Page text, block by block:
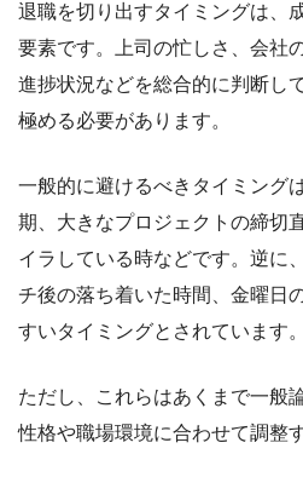
退職を切り出すタイミングは、
要素です。上司の忙しさ、会社
進捗状況などを総合的に判断し
極める必要があります。
一般的に避けるべきタイミング
期、大きなプロジェクトの締切
イラしている時などです。逆に
チ後の落ち着いた時間、金曜日
すいタイミングとされています。
ただし、これらはあくまで一般
性格や職場環境に合わせて調整